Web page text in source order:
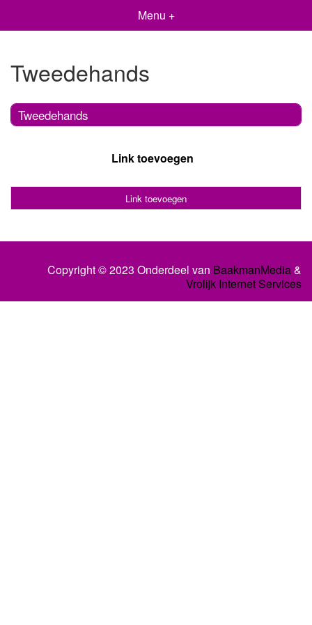
Menu +
Tweedehands
Tweedehands
Link toevoegen
Link toevoegen
Copyright © 2023 Onderdeel van BaakmanMedia&
Vrolijk Internet Services